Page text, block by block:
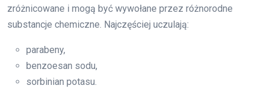
zróżnicowane i mogą być wywołane przez różnorodne
substancje chemiczne. Najczęściej uczulają:
parabeny,
benzoesan sodu,
sorbinian potasu.